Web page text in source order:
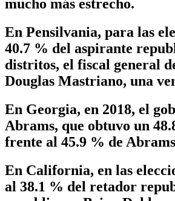
mucho más estrecho.
En Pensilvania, para las
40.7 % del aspirante
distritos, el fiscal general
Douglas Mastriano, una
En Georgia, en 2018, el
Abrams, que obtuvo un
frente al 45.9 % de
En California, en las
al 38.1 % del retador